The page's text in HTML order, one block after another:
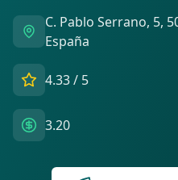
C. Pablo Serrano, 5,
España
4.33/ 5
3.20